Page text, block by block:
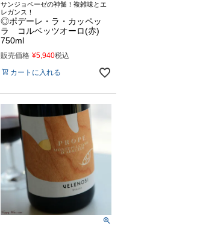
サンジョベーゼの神髄！複雑味とエ
レガンス！
◎ポデーレ・ラ・カッペッ
ラ コルベッツオーロ(赤)
750ml
販売価格 ¥5,940税込
カートに入れる